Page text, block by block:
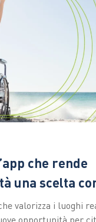
che rende
una scelta
valorizza i luoghi
opportunità per